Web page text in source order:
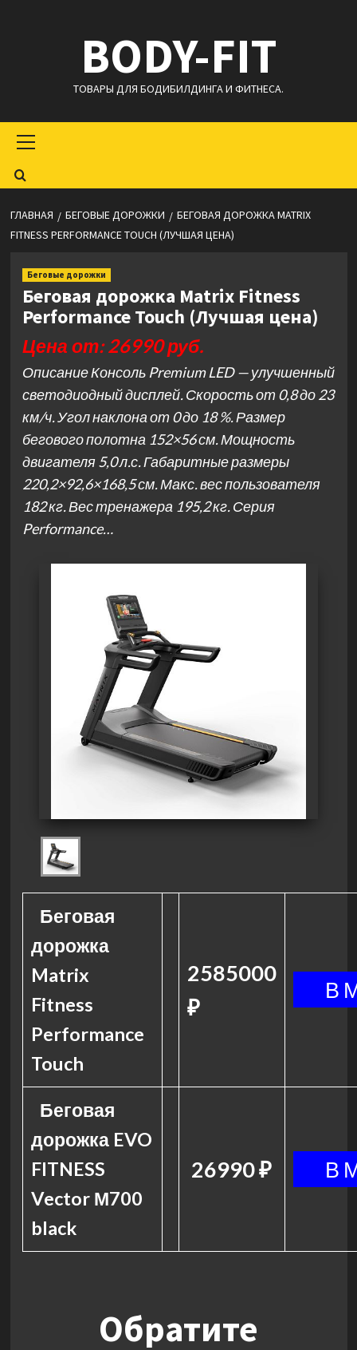
BODY-FIT
ТОВАРЫ ДЛЯ БОДИБИЛДИНГА И ФИТНЕСА.
меню
ГЛАВНАЯ БЕГОВЫЕ ДОРОЖКИ
БЕГОВАЯ ДОРОЖКА MATRIX
FITNESS PERFORMANCE TOUCH (ЛУЧШАЯ ЦЕНА)
Беговые дорожки
Беговая дорожка Matrix Fitness
Performance Touch (Лучшая цена)
Цена от: 26990 руб.
Описание Консоль Premium LED — улучшенный
светодиодный дисплей. Скорость от 0,8 до 23
км/ч. Угол наклона от 0 до 18 %. Размер
бегового полотна 152×56 см. Мощность
двигателя 5,0 л.с. Габаритные размеры
220,2×92,6×168,5 см. Макс. вес пользователя
182 кг. Вес тренажера 195,2 кг. Серия
Performance…
Беговая
дорожка
Matrix
Fitness
Performance
Touch
2585000
₽
Беговая
дорожка EVO
FITNESS
Vector М700
black
26990 ₽
Обратите